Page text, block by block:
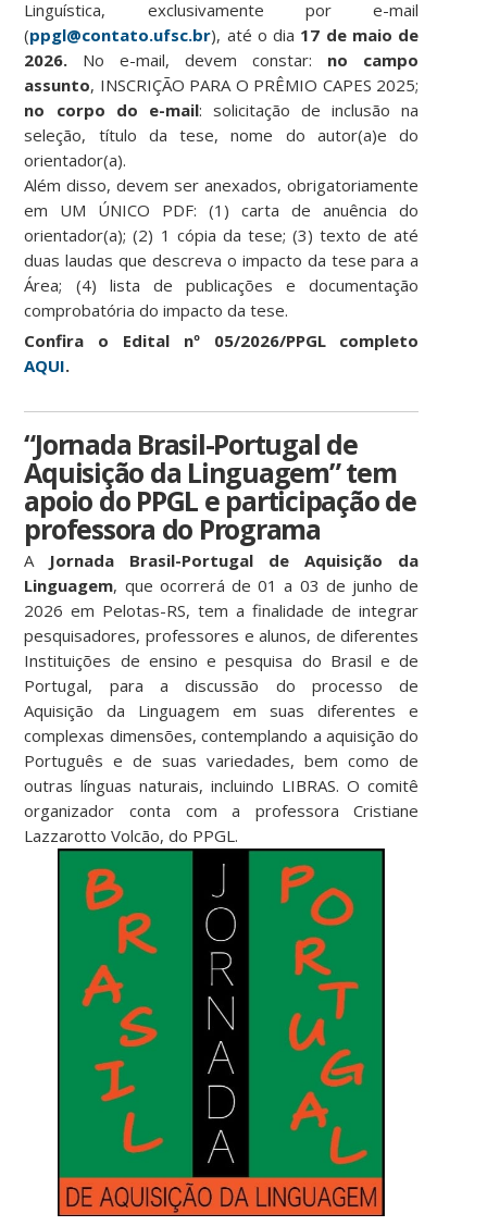
Linguística, exclusivamente por e-mail
(ppgl@contato.ufsc.br), até o dia 17 de maio de
2026. No e-mail, devem constar: no campo
assunto, INSCRIÇÃO PARA O PRÊMIO CAPES 2025;
no corpo do e-mail: solicitação de inclusão na
seleção, título da tese, nome do autor(a)e do
orientador(a).
Além disso, devem ser anexados, obrigatoriamente
em UM ÚNICO PDF: (1) carta de anuência do
orientador(a); (2) 1 cópia da tese; (3) texto de até
duas laudas que descreva o impacto da tese para a
Área; (4) lista de publicações e documentação
comprobatória do impacto da tese.
Confira o Edital nº 05/2026/PPGL completo
AQUI.
“Jornada Brasil-Portugal de
Aquisição da Linguagem” tem
apoio do PPGL e participação de
professora do Programa
A Jornada Brasil-Portugal de Aquisição da
Linguagem, que ocorrerá de 01 a 03 de junho de
2026 em Pelotas-RS, tem a finalidade de integrar
pesquisadores, professores e alunos, de diferentes
Instituições de ensino e pesquisa do Brasil e de
Portugal, para a discussão do processo de
Aquisição da Linguagem em suas diferentes e
complexas dimensões, contemplando a aquisição do
Português e de suas variedades, bem como de
outras línguas naturais, incluindo LIBRAS. O comitê
organizador conta com a professora Cristiane
Lazzarotto Volcão, do PPGL.